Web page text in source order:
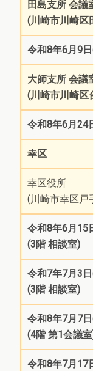
田島支所 会議
(川崎市川崎区
令和8年6月9
大師支所 会議
(川崎市川崎区
令和8年6月24
幸区
幸区役所
(川崎市幸区戸
令和8年6月15
(3階 相談室)
令和7年7月3
(3階 相談室)
令和8年7月7
(4階 第1会議
令和8年7月17